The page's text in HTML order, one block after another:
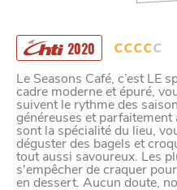
2020
Le Seasons Café, c’est LE
cadre moderne et épuré,
suivent le rythme des
généreuses et
sont la spécialité du lieu,
déguster des bagels et
tout aussi savoureux. Les
s'empêcher de craquer
en dessert. Aucun doute,